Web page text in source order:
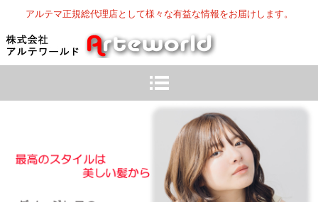
アルテマ正規総代理店として様々な有益な情報をお届けします。